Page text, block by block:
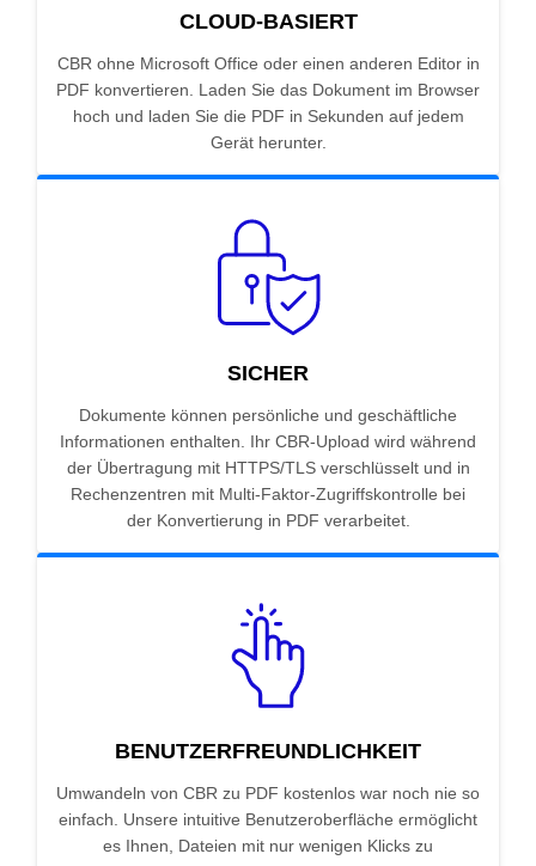
CLOUD-BASIERT
CBR ohne Microsoft Office oder einen anderen Editor in
PDF konvertieren. Laden Sie das Dokument im Browser
hoch und laden Sie die PDF in Sekunden auf jedem
Gerät herunter.
SICHER
Dokumente können persönliche und geschäftliche
Informationen enthalten. Ihr CBR-Upload wird während
der Übertragung mit HTTPS/TLS verschlüsselt und in
Rechenzentren mit Multi-Faktor-Zugriffskontrolle bei
der Konvertierung in PDF verarbeitet.
BENUTZERFREUNDLICHKEIT
Umwandeln von CBR zu PDF kostenlos war noch nie so
einfach. Unsere intuitive Benutzeroberfläche ermöglicht
es Ihnen, Dateien mit nur wenigen Klicks zu